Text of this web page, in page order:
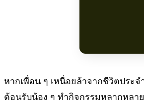
หากเพื่อน ๆ เหนื่อยล้าจากชีวิตประ
ต้อนรับน้อง ๆ ทำกิจกรรมหลากหลา